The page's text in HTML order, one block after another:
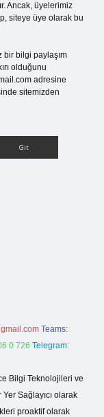
Ancak, üyelerimiz
siteye üye olarak bu
bir bilgi paylaşım
olduğunu
adresine
sitemizden
Teams:
0 726 Telegram:
Bilgi Teknolojileri ve
Sağlayıcı olarak
proaktif olarak